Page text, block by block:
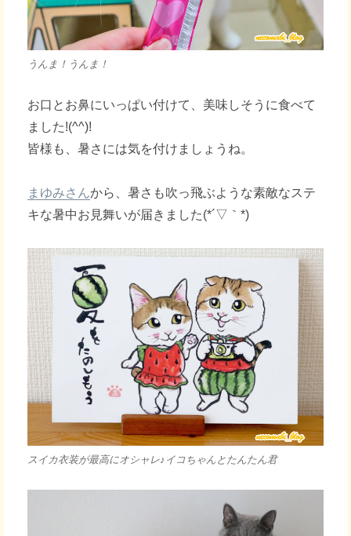
うんま！うんま！
お口とお鼻にいっぱい付けて、美味しそうに食べて
ました!(^^)!
皆様も、暑さには気を付けましょうね。
まゆみさんから、暑さも吹っ飛ぶような素敵なステ
キな暑中お見舞いが届きました(*´▽｀*)
スイカ衣装が最高にオシャレ♪イコちゃんとたんたん君